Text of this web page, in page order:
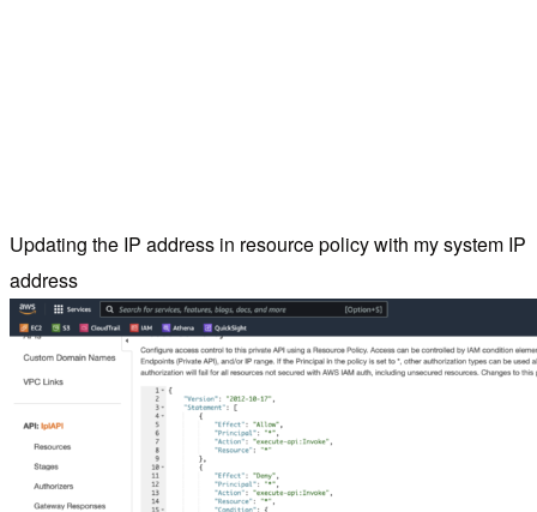
Updating the IP address in resource policy with my system IP
address